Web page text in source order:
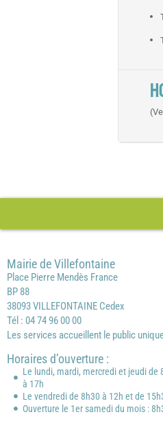
Mairie de Villefontaine
Place Pierre Mendès France
BP 88
38093 VILLEFONTAINE Cedex
Tél : 04 74 96 00 00
Les services accueillent le public
Horaires d’ouverture :
Le lundi, mardi, mercredi et jeudi de
à 17h
Le vendredi de 8h30 à 12h et de
Ouverture le 1er samedi du mois :